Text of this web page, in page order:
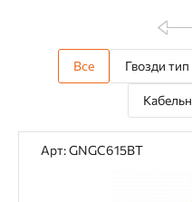
Все Гвозди
Арт: GNGC615BT